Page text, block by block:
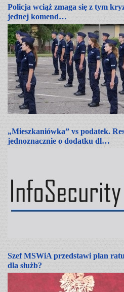
Policja wciąż zmaga się z tym
jednej komend…
„Mieszkaniówka” vs podatek.
jednoznacznie o dodatku dl…
Szef MSWiA przedstawi plan
dla służb?